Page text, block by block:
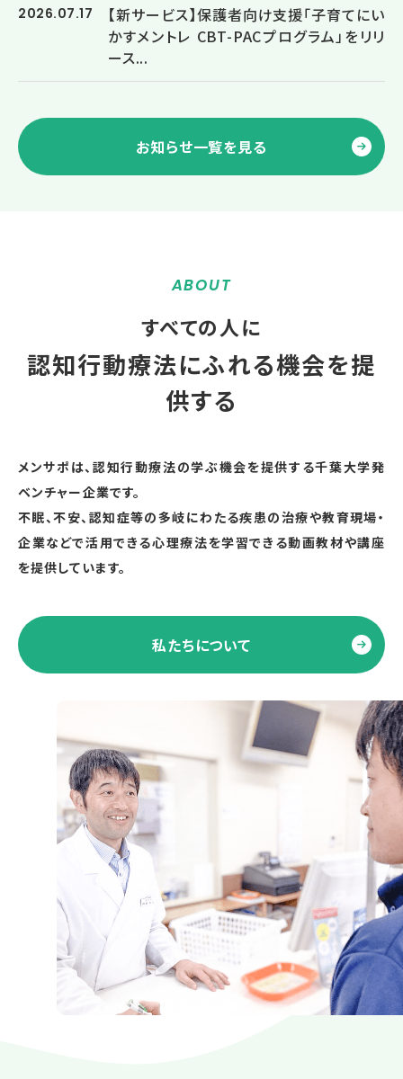
2026.07.17
【新サービス】保護者向け支援「子育てにい
かすメントレ CBT-PACプログラム」をリリ
ース...
お知らせ一覧を見る
ABOUT
すべての人に
認知行動療法にふれる機会を提
供する
メンサポは、認知行動療法の学ぶ機会を提供する千葉大学発
ベンチャー企業です。
不眠、不安、認知症等の多岐にわたる疾患の治療や教育現場・
企業などで活用できる心理療法を学習できる動画教材や講座
を提供しています。
私たちについて